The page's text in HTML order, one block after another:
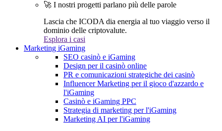
🚀 I nostri progetti parlano più delle parole
Lascia che ICODA dia energia al tuo viaggio verso il
dominio delle criptovalute.
Esplora i casi
Marketing iGaming
SEO casinò e iGaming
Design per il casinò online
PR e comunicazioni strategiche dei casinò
Influencer Marketing per il gioco d'azzardo e
l'iGaming
Casinò e iGaming PPC
Strategia di marketing per l'iGaming
Marketing AI per l'iGaming